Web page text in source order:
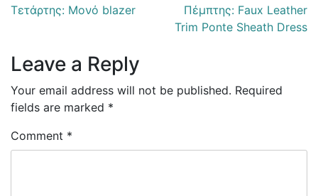
navigation
Τετάρτης: Μονό blazer
Πέμπτης: Faux Leather
Trim Ponte Sheath Dress
Leave a Reply
Your email address will not be published. Required
fields are marked *
Comment *